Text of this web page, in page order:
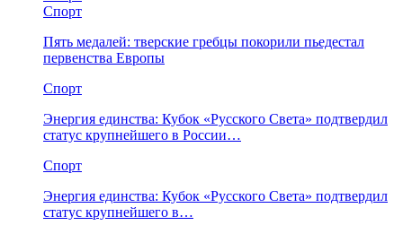
Спорт
Пять медалей: тверские гребцы покорили пьедестал
первенства Европы
Спорт
Энергия единства: Кубок «Русского Света» подтвердил
статус крупнейшего в России…
Спорт
Энергия единства: Кубок «Русского Света» подтвердил
статус крупнейшего в…